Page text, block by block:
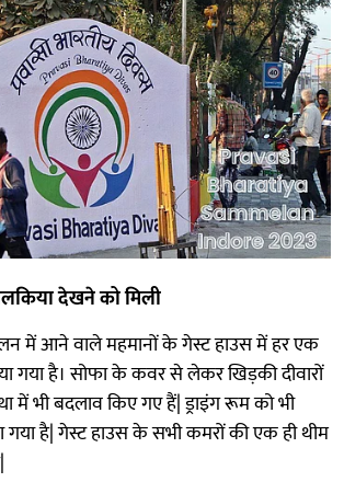
देखने को मिली
में आने वाले महमानों के गेस्ट हाउस में हर एक
गया है। सोफा के कवर से लेकर खिड़की दीवारों
में भी बदलाव किए गए हैं| ड्राइंग रूम को भी
है| गेस्ट हाउस के सभी कमरों की एक ही थीम